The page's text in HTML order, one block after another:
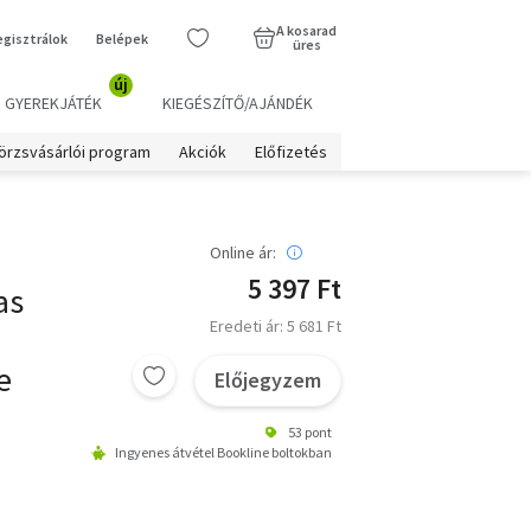
Belépek
A kosarad
üres
GYEREKJÁTÉK
új
KIEGÉSZÍTŐ/AJÁNDÉK
program Akciók Előfizetés
Online ár:
5 397 Ft
Eredeti ár: 5 681 Ft
Előjegyzem
53 pont
Ingyenes átvétel Bookline boltokban